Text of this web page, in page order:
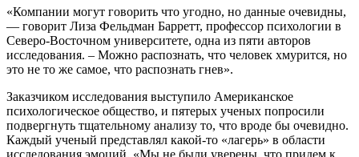
«Компании могут говорить что угодно, но данные очевидны,
— говорит Лиза Фельдман Барретт, профессор психологии в
Северо-Восточном университете, одна из пяти авторов
исследования. – Можно распознать, что человек хмурится, но
это не то же самое, что распознать гнев».
Заказчиком исследования выступило Американское
психологическое общество, и пятерых ученых попросили
подвергнуть тщательному анализу то, что вроде бы очевидно.
Каждый ученый представлял какой-то «лагерь» в области
исследования эмоций. «Мы не были уверены, что придем к